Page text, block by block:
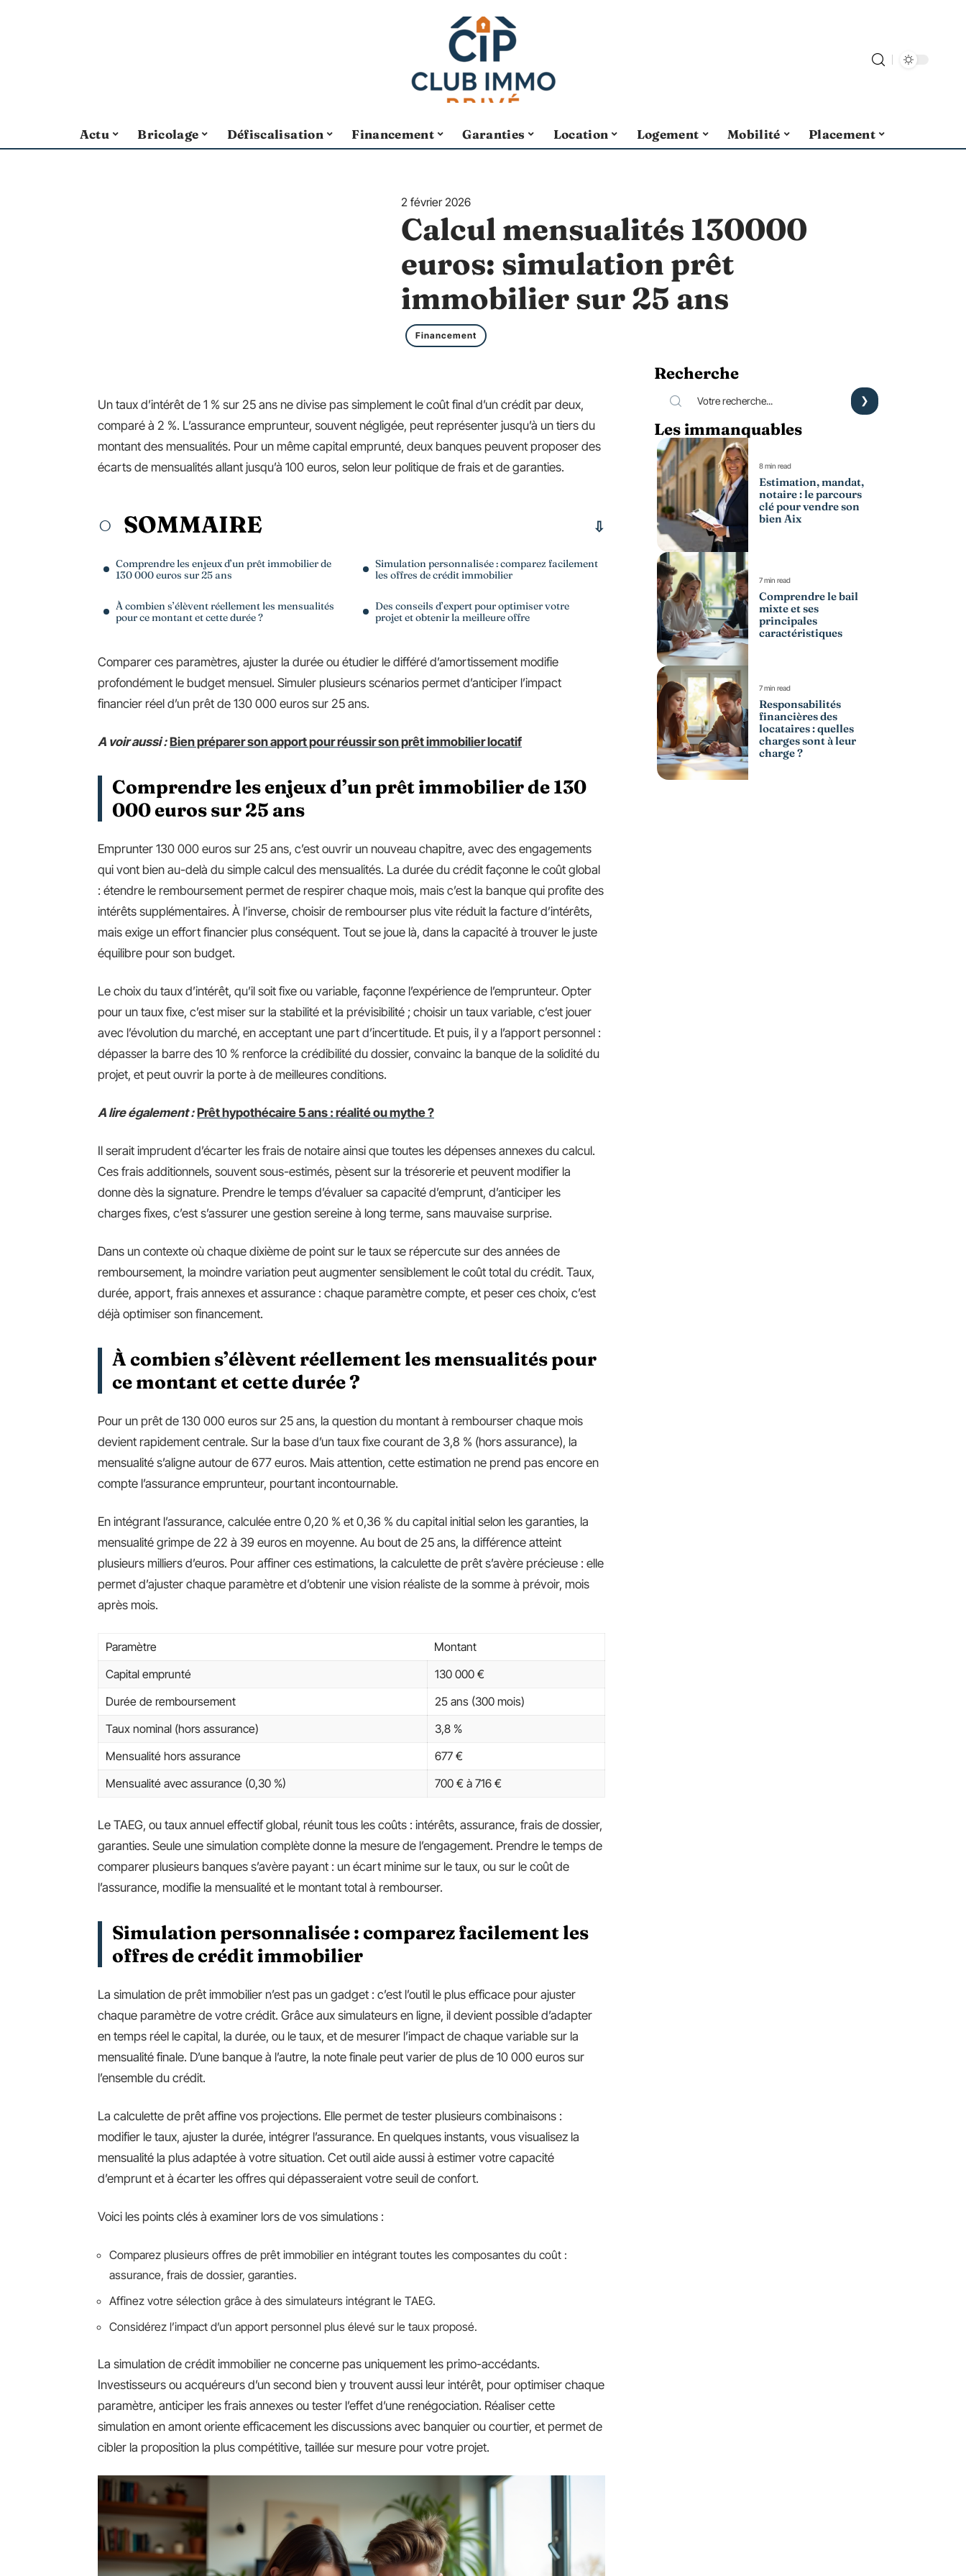
Actu Bricolage Défiscalisation Financement Garanties Location Logement Mobilité Placement
2 février 2026
Calcul mensualités 130000
euros: simulation prêt
immobilier sur 25 ans
Financement
Un taux d’intérêt de 1 % sur 25 ans ne divise pas simplement le coût final d’un crédit par deux,
comparé à 2 %. L’assurance emprunteur, souvent négligée, peut représenter jusqu’à un tiers du
montant des mensualités. Pour un même capital emprunté, deux banques peuvent proposer des
écarts de mensualités allant jusqu’à 100 euros, selon leur politique de frais et de garanties.
SOMMAIRE
Comprendre les enjeux d’un prêt immobilier de
130 000 euros sur 25 ans
À combien s’élèvent réellement les mensualités
pour ce montant et cette durée ?
Simulation personnalisée : comparez facilement
les offres de crédit immobilier
Des conseils d’expert pour optimiser votre
projet et obtenir la meilleure offre
Comparer ces paramètres, ajuster la durée ou étudier le différé d’amortissement modifie
profondément le budget mensuel. Simuler plusieurs scénarios permet d’anticiper l’impact
financier réel d’un prêt de 130 000 euros sur 25 ans.
A voir aussi : Bien préparer son apport pour réussir son prêt immobilier locatif
Comprendre les enjeux d’un prêt immobilier de 130
000 euros sur 25 ans
Emprunter 130 000 euros sur 25 ans, c’est ouvrir un nouveau chapitre, avec des engagements
qui vont bien au-delà du simple calcul des mensualités. La durée du crédit façonne le coût global
: étendre le remboursement permet de respirer chaque mois, mais c’est la banque qui profite des
intérêts supplémentaires. À l’inverse, choisir de rembourser plus vite réduit la facture d’intérêts,
mais exige un effort financier plus conséquent. Tout se joue là, dans la capacité à trouver le juste
équilibre pour son budget.
Le choix du taux d’intérêt, qu’il soit fixe ou variable, façonne l’expérience de l’emprunteur. Opter
pour un taux fixe, c’est miser sur la stabilité et la prévisibilité ; choisir un taux variable, c’est jouer
avec l’évolution du marché, en acceptant une part d’incertitude. Et puis, il y a l’apport personnel :
dépasser la barre des 10 % renforce la crédibilité du dossier, convainc la banque de la solidité du
projet, et peut ouvrir la porte à de meilleures conditions.
A lire également : Prêt hypothécaire 5 ans : réalité ou mythe ?
Il serait imprudent d’écarter les frais de notaire ainsi que toutes les dépenses annexes du calcul.
Ces frais additionnels, souvent sous-estimés, pèsent sur la trésorerie et peuvent modifier la
donne dès la signature. Prendre le temps d’évaluer sa capacité d’emprunt, d’anticiper les
charges fixes, c’est s’assurer une gestion sereine à long terme, sans mauvaise surprise.
Dans un contexte où chaque dixième de point sur le taux se répercute sur des années de
remboursement, la moindre variation peut augmenter sensiblement le coût total du crédit. Taux,
durée, apport, frais annexes et assurance : chaque paramètre compte, et peser ces choix, c’est
déjà optimiser son financement.
À combien s’élèvent réellement les mensualités pour
ce montant et cette durée ?
Pour un prêt de 130 000 euros sur 25 ans, la question du montant à rembourser chaque mois
devient rapidement centrale. Sur la base d’un taux fixe courant de 3,8 % (hors assurance), la
mensualité s’aligne autour de 677 euros. Mais attention, cette estimation ne prend pas encore en
compte l’assurance emprunteur, pourtant incontournable.
En intégrant l’assurance, calculée entre 0,20 % et 0,36 % du capital initial selon les garanties, la
mensualité grimpe de 22 à 39 euros en moyenne. Au bout de 25 ans, la différence atteint
plusieurs milliers d’euros. Pour affiner ces estimations, la calculette de prêt s’avère précieuse : elle
permet d’ajuster chaque paramètre et d’obtenir une vision réaliste de la somme à prévoir, mois
après mois.
Paramètre
Montant
Capital emprunté
130 000 €
Durée de remboursement
25 ans (300 mois)
Taux nominal (hors assurance)
3,8 %
Mensualité hors assurance
677 €
Mensualité avec assurance (0,30 %)
700 € à 716 €
Le TAEG, ou taux annuel effectif global, réunit tous les coûts : intérêts, assurance, frais de dossier,
garanties. Seule une simulation complète donne la mesure de l’engagement. Prendre le temps de
comparer plusieurs banques s’avère payant : un écart minime sur le taux, ou sur le coût de
l’assurance, modifie la mensualité et le montant total à rembourser.
Simulation personnalisée : comparez facilement les
offres de crédit immobilier
La simulation de prêt immobilier n’est pas un gadget : c’est l’outil le plus efficace pour ajuster
chaque paramètre de votre crédit. Grâce aux simulateurs en ligne, il devient possible d’adapter
en temps réel le capital, la durée, ou le taux, et de mesurer l’impact de chaque variable sur la
mensualité finale. D’une banque à l’autre, la note finale peut varier de plus de 10 000 euros sur
l’ensemble du crédit.
La calculette de prêt affine vos projections. Elle permet de tester plusieurs combinaisons :
modifier le taux, ajuster la durée, intégrer l’assurance. En quelques instants, vous visualisez la
mensualité la plus adaptée à votre situation. Cet outil aide aussi à estimer votre capacité
d’emprunt et à écarter les offres qui dépasseraient votre seuil de confort.
Voici les points clés à examiner lors de vos simulations :
Comparez plusieurs offres de prêt immobilier en intégrant toutes les composantes du coût :
assurance, frais de dossier, garanties.
Affinez votre sélection grâce à des simulateurs intégrant le TAEG.
Considérez l’impact d’un apport personnel plus élevé sur le taux proposé.
La simulation de crédit immobilier ne concerne pas uniquement les primo-accédants.
Investisseurs ou acquéreurs d’un second bien y trouvent aussi leur intérêt, pour optimiser chaque
paramètre, anticiper les frais annexes ou tester l’effet d’une renégociation. Réaliser cette
simulation en amont oriente efficacement les discussions avec banquier ou courtier, et permet de
cibler la proposition la plus compétitive, taillée sur mesure pour votre projet.
Recherche
Les immanquables
8 min read
Estimation, mandat,
notaire : le parcours
clé pour vendre son
bien Aix
7 min read
Comprendre le bail
mixte et ses
principales
caractéristiques
7 min read
Responsabilités
financières des
locataires : quelles
charges sont à leur
charge ?